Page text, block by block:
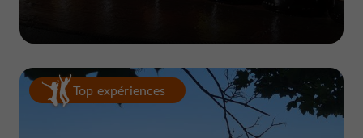
Top expériences